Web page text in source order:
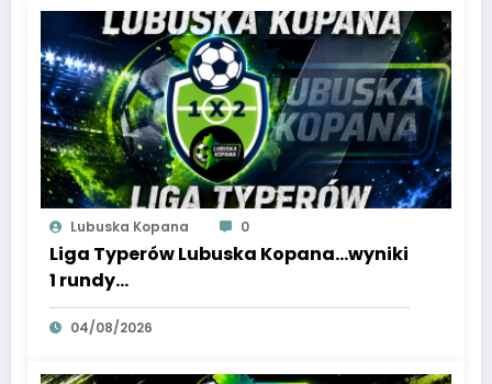
Lubuska Kopana 0
Liga Typerów Lubuska Kopana…wyniki
1 rundy…
04/08/2026